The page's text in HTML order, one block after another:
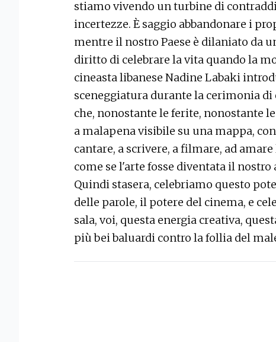
stiamo vivendo un turbine di
incertezze. È saggio abbandonare i
mentre il nostro Paese è dilaniato da
diritto di celebrare la vita quando la
cineasta libanese Nadine Labaki
sceneggiatura durante la cerimonia di
che, nonostante le ferite, nonostante
a malapena visibile su una mappa,
cantare, a scrivere, a filmare, ad
come se l'arte fosse diventata il
Quindi stasera, celebriamo questo
delle parole, il potere del cinema, e
sala, voi, questa energia creativa,
più bei baluardi contro la follia del